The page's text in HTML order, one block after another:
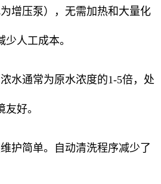
增压泵），无需加热和大量化
人工成本。
水通常为原水浓度的1-5倍，处
好。
护简单。自动清洗程序减少了